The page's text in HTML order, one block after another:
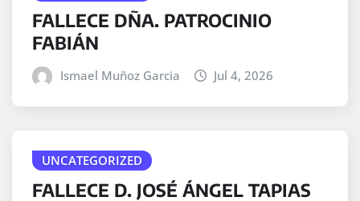
FALLECE DÑA. PATROCINIO
FABIÁN
Ismael Muñoz Garcia Jul 4, 2026
UNCATEGORIZED
FALLECE D. JOSÉ ÁNGEL TAPIAS